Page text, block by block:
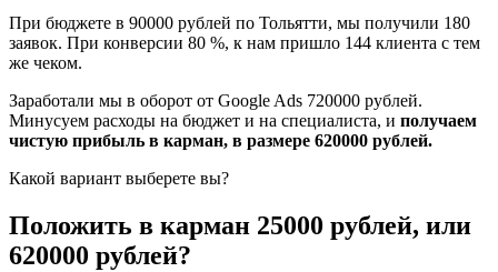
При бюджете в 90000 рублей по Тольятти, мы получили 180
заявок. При конверсии 80 %, к нам пришло 144 клиента с тем
же чеком.
Заработали мы в оборот от Google Ads 720000 рублей.
Минусуем расходы на бюджет и на специалиста, и получаем
чистую прибыль в карман, в размере 620000 рублей.
Какой вариант выберете вы?
Положить в карман 25000 рублей, или
620000 рублей?